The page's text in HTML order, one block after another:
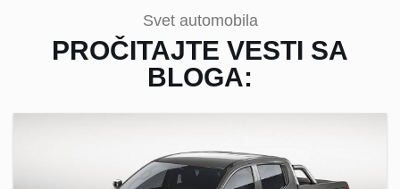
Svet automobila
PROČITAJTE VESTI SA
BLOGA: